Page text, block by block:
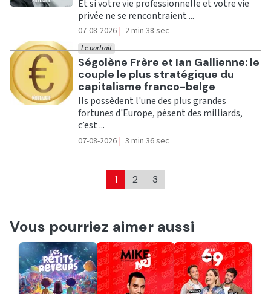
Et si votre vie professionnelle et votre vie
privée ne se rencontraient ...
07-08-2026 | 2 min 38 sec
Ecouter
Ségolène Frère et Ian Gallienne: le
couple le plus stratégique du
capitalisme franco-belge
Le portrait
Ils possèdent l'une des plus grandes
fortunes d'Europe, pèsent des milliards,
c’est ...
07-08-2026 | 3 min 36 sec
1 2 3
Vous pourriez aimer aussi